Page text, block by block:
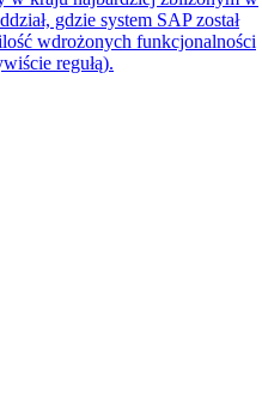
gdzie system SAP został
wdrożonych funkcjonalności
regułą).